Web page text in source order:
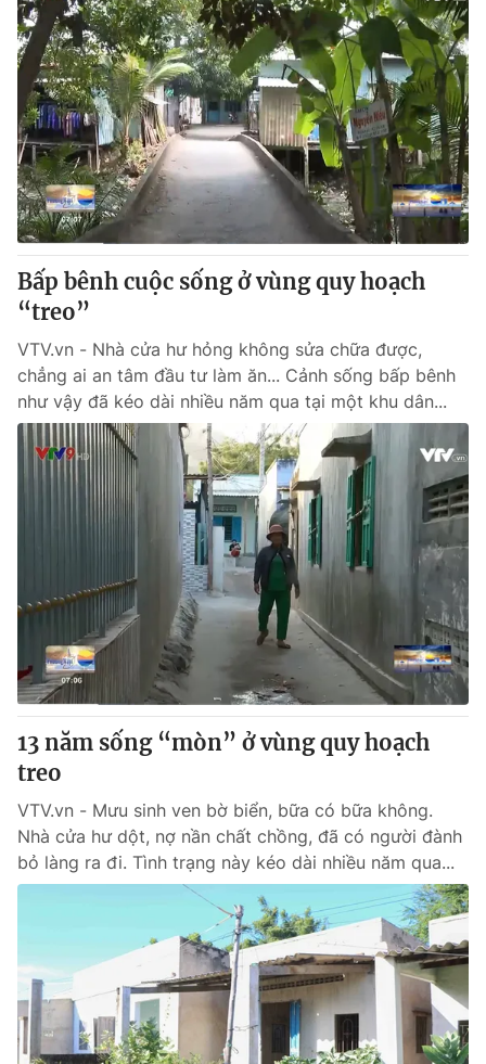
Bấp bênh cuộc sống ở vùng quy hoạch
“treo”
VTV.vn - Nhà cửa hư hỏng không sửa chữa được,
chẳng ai an tâm đầu tư làm ăn... Cảnh sống bấp bênh
như vậy đã kéo dài nhiều năm qua tại một khu dân...
13 năm sống “mòn” ở vùng quy hoạch
treo
VTV.vn - Mưu sinh ven bờ biển, bữa có bữa không.
Nhà cửa hư dột, nợ nần chất chồng, đã có người đành
bỏ làng ra đi. Tình trạng này kéo dài nhiều năm qua...